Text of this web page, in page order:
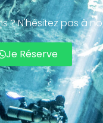
? N'hésitez pas à
Je Réserve